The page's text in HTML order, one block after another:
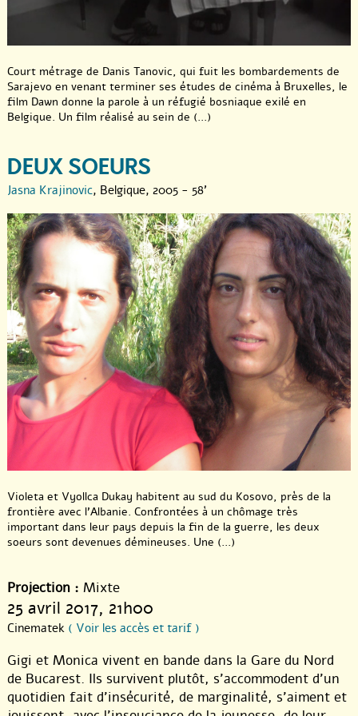
Court métrage de Danis Tanovic, qui fuit les bombardements de
Sarajevo en venant terminer ses études de cinéma à Bruxelles, le
film Dawn donne la parole à un réfugié bosniaque exilé en
Belgique. Un film réalisé au sein de (...)
DEUX SOEURS
Jasna Krajinovic, Belgique, 2005 - 58'
Violeta et Vyollca Dukay habitent au sud du Kosovo, près de la
frontière avec l’Albanie. Confrontées à un chômage très
important dans leur pays depuis la fin de la guerre, les deux
soeurs sont devenues démineuses. Une (...)
Projection : Mixte
25 avril 2017, 21h00
Cinematek ( Voir les accès et tarif )
Gigi et Monica vivent en bande dans la Gare du Nord
de Bucarest. Ils survivent plutôt, s’accommodent d’un
quotidien fait d’insécurité, de marginalité, s’aiment et